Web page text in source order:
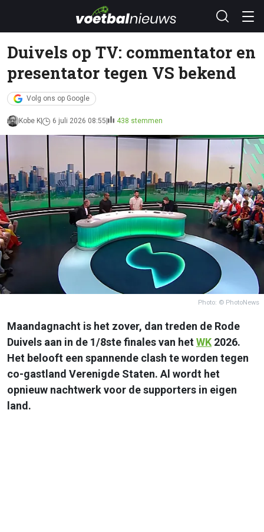
Duivels op TV: commentator en
presentator tegen VS bekend
Volg ons op Google
Kobe K 6 juli 2026 08:55 438 stemmen
Photo: © PhotoNews
Maandagnacht is het zover, dan treden de Rode
Duivels aan in de 1/8ste finales van hetWK 2026.
Het belooft een spannende clash te worden tegen
co-gastland Verenigde Staten. Al wordt het
opnieuw nachtwerk voor de supporters in eigen
land.